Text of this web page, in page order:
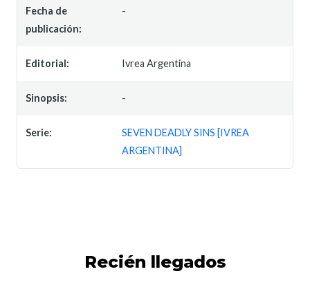
Fecha de
publicación:
-
Editorial: Ivrea Argentina
Sinopsis: -
Serie:
SEVEN DEADLY SINS [IVREA
ARGENTINA]
Recién llegados